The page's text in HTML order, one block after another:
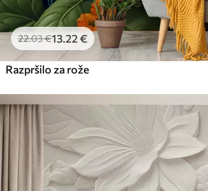
22.03€13 .22 €
Razpršilo za rože